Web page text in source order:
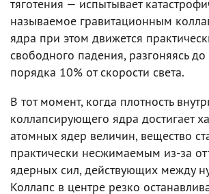
тяготения — испытывает
называемое гравитационным
ядра при этом движется
свободного падения, разгоняясь до
порядка 10% от скорости света.
В тот момент, когда плотность
коллапсирующего ядра достигает
атомных ядер величин, вещество
практически несжимаемым из-за
ядерных сил, действующих между
Коллапс в центре резко